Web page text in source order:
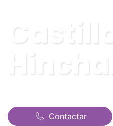
Contactar